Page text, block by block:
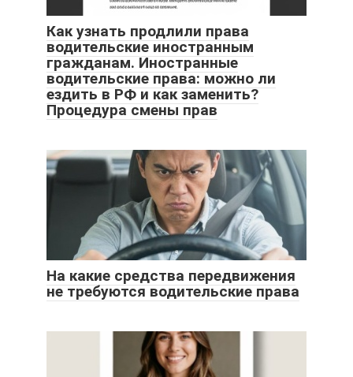
Как узнать продлили права
водительские иностранным
гражданам. Иностранные
водительские права: можно ли
ездить в РФ и как заменить?
Процедура смены прав
На какие средства передвижения
не требуются водительские права